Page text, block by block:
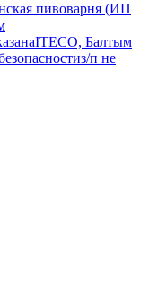
пивоварня (ИП
ITECO, Балтым
з/п не